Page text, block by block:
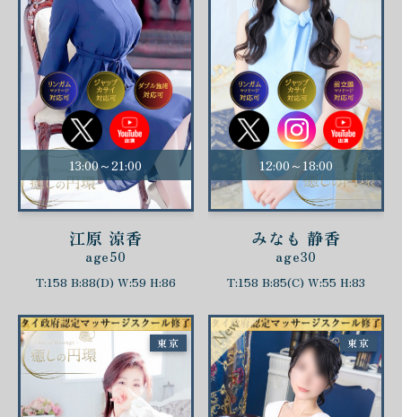
13:00～21:00
江原 涼香
age50
T:158 B:88(D) W:59 H:86
12:00～18:00
みなも 静香
age30
T:158 B:85(C) W:55 H:83
東京 東京